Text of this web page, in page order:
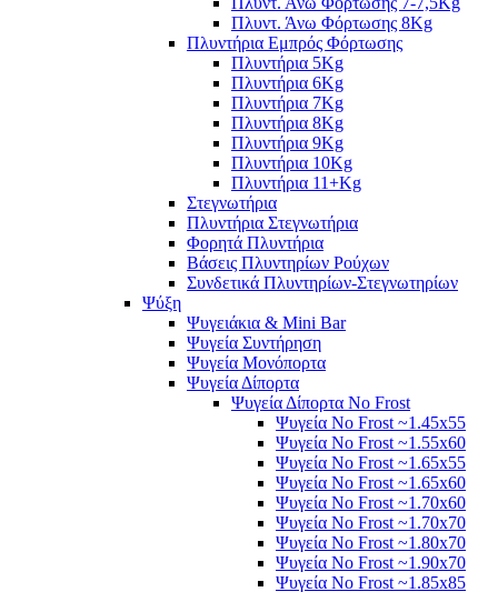
Πλυντ. Άνω Φόρτωσης 8Kg
Πλυντήρια Εμπρός Φόρτωσης
Πλυντήρια 5Kg
Πλυντήρια 6Kg
Πλυντήρια 7Kg
Πλυντήρια 8Kg
Πλυντήρια 9Kg
Πλυντήρια 10Kg
Πλυντήρια 11+Kg
Στεγνωτήρια
Πλυντήρια Στεγνωτήρια
Φορητά Πλυντήρια
Βάσεις Πλυντηρίων Ρούχων
Συνδετικά Πλυντηρίων-Στεγνωτηρίων
Ψύξη
Ψυγειάκια & Mini Bar
Ψυγεία Συντήρηση
Ψυγεία Μονόπορτα
Ψυγεία Δίπορτα
Ψυγεία Δίπορτα No Frost
Ψυγεία No Frost ~1.45x55
Ψυγεία No Frost ~1.55x60
Ψυγεία No Frost ~1.65x55
Ψυγεία No Frost ~1.65x60
Ψυγεία No Frost ~1.70x60
Ψυγεία No Frost ~1.70x70
Ψυγεία No Frost ~1.80x70
Ψυγεία No Frost ~1.90x70
Ψυγεία No Frost ~1.85x85